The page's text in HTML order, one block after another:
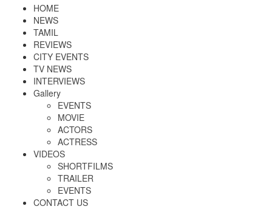
HOME
NEWS
TAMIL
REVIEWS
CITY EVENTS
TV NEWS
INTERVIEWS
Gallery
EVENTS
MOVIE
ACTORS
ACTRESS
VIDEOS
SHORTFILMS
TRAILER
EVENTS
CONTACT US